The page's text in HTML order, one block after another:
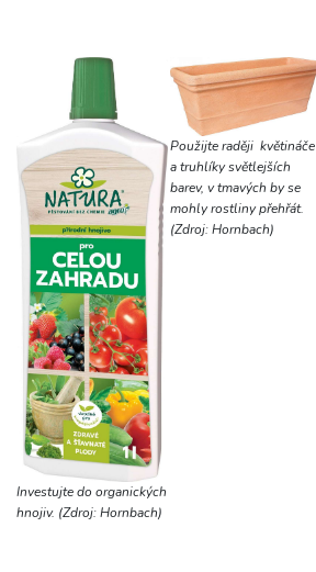
Investujte do organických
hnojiv. (Zdroj: Hornbach)
Použijte raději květináče
a truhlíky světlejších
barev, v tmavých by se
mohly rostliny přehřát.
(Zdroj: Hornbach)